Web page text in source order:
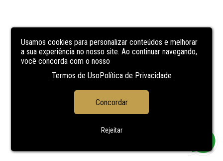
Usamos cookies para personalizar conteúdos e melhorar
a sua experiência no nosso site. Ao continuar navegando,
você concorda com o nosso
Termos de UsoPolítica de Privacidade
Concordar
Rejeitar